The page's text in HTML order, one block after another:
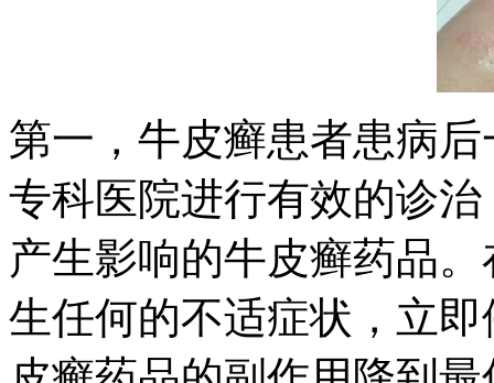
第一，牛皮癣患者患病
专科医院进行有效的诊
产生影响的牛皮癣药品
生任何的不适症状，立